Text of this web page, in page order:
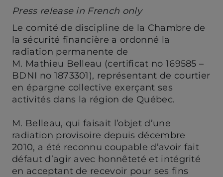
Press release in French only
Le comité de discipline de la Chambre de
la sécurité financière a ordonné la
radiation permanente de
M. Mathieu Belleau (certificat no 169585 –
BDNI no 1873301), représentant de courtier
en épargne collective exerçant ses
activités dans la région de Québec.
M. Belleau, qui faisait l’objet d’une
radiation provisoire depuis décembre
2010, a été reconnu coupable d’avoir fait
défaut d’agir avec honnêteté et intégrité
en acceptant de recevoir pour ses fins